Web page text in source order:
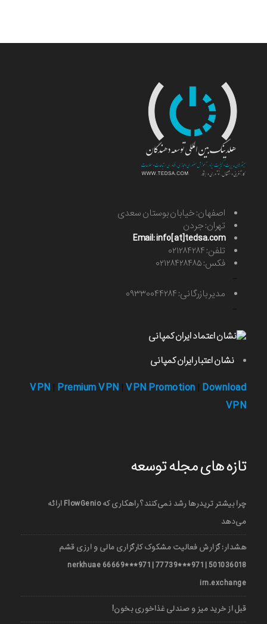
اصفهان: خیابان بوستان سعدی
تهران: جردن
Email: info[at]tedsa.com
تلفن: ۰۲۱۲۸۴۲۸۴
فکس: ۰۲۱۲۸۴۲۸۴۸۵
مدیر بازرگانی: ۰۹۳۳۰۰۴۴۲۸۴
نشان اعتبار ایران کمپانی
VPN Premium VPN VPN Promotion Download
VPN
تازه های مجله توسعه
چرا بیشتر تریدرها رشد نمی‌کنند؟ راهکاری که FlowGenio ارائه
می‌دهد
هشدار: گزارش فعالیت مشکوک کارگزاری مالی و ارزی قشم
501036018 | 971***77739 | 971***66669 nerkhuae
irn.exchange
قبل از خرید میز و صندلی غذاخوری بخون!